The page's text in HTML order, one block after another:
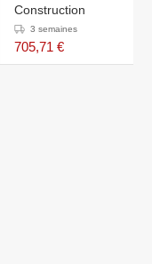
Construction
3 semaines
705,71 €